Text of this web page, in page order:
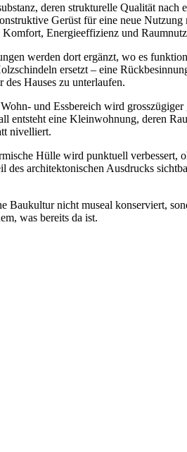
deren strukturelle Qualität
Gerüst für eine neue
Energieeffizienz und
werden dort ergänzt, wo es
ersetzt – eine
Hauses zu unterlaufen.
und Essbereich wird
entsteht eine Kleinwohnung, deren
nivelliert.
Hülle wird punktuell
architektonischen Ausdrucks
nicht museal konserviert,
was bereits da ist.